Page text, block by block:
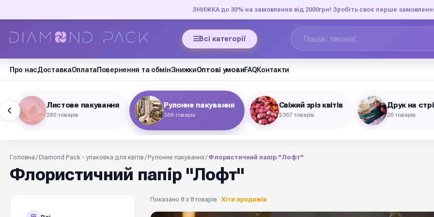
ЗНИЖКА до 30% на замовлення від 2000грн! Зробіть своє перше
Всі категорії
Про насДоставкаОплатаПовернення та обмінЗнижкиОптові умовиFAQКонтакти
Листове пакування
280 товарів
Рулонне пакування
366 товарів
Свіжий зріз квітів
2367 товарів
Друк на
20 товарів
Головна /Diamond Pack - упаковка для квітів /Рулонне пакування / Флористичний папір "Лофт"
Флористичний папір "Лофт"
Показано 8 з 8 товарів · Хіти продажів